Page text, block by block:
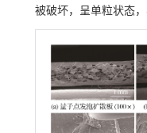
被破坏，呈单粒状态，